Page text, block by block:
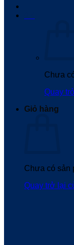
Chưa
Quay
Giỏ hàng
Chưa có sản
Quay trở lại